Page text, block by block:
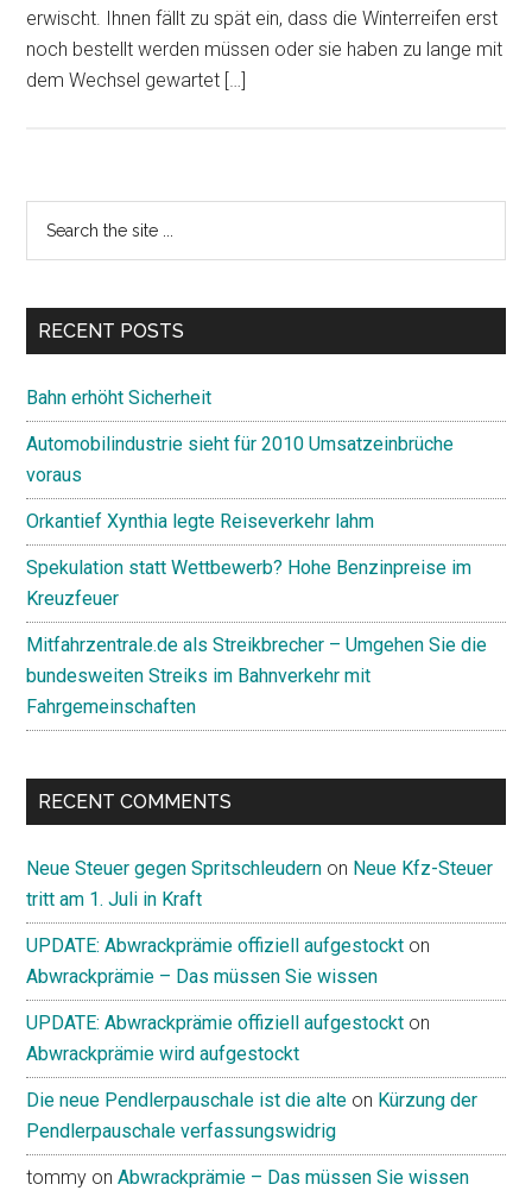
erwischt. Ihnen fällt zu spät ein, dass die Winterreifen erst
noch bestellt werden müssen oder sie haben zu lange mit
dem Wechsel gewartet […]
Primary
Sidebar
...
RECENT POSTS
Bahn erhöht Sicherheit
Automobilindustrie sieht für 2010 Umsatzeinbrüche
voraus
Orkantief Xynthia legte Reiseverkehr lahm
Spekulation statt Wettbewerb? Hohe Benzinpreise im
Kreuzfeuer
Mitfahrzentrale.de als Streikbrecher – Umgehen Sie die
bundesweiten Streiks im Bahnverkehr mit
Fahrgemeinschaften
RECENT COMMENTS
Neue Steuer gegen Spritschleudern on Neue Kfz-Steuer
tritt am 1. Juli in Kraft
UPDATE: Abwrackprämie offiziell aufgestockt on
Abwrackprämie – Das müssen Sie wissen
UPDATE: Abwrackprämie offiziell aufgestockt on
Abwrackprämie wird aufgestockt
Die neue Pendlerpauschale ist die alte on Kürzung der
Pendlerpauschale verfassungswidrig
tommy onAbwrackprämie – Das müssen Sie wissen